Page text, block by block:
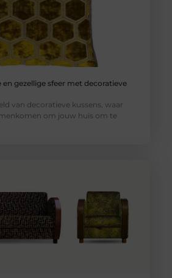
en gezellige sfeer met decoratieve
van decoratieve kussens, waar
om jouw huis om te